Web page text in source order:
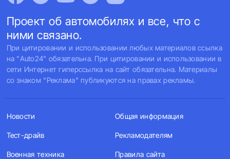
Проект об автомобилях и все, что с
ними связано.
При цитировании и использовании любых материалов ссылка
на "Auto24" обязательна. При цитировании и использовании в
сети Интернет гиперссылка на сайт обязательна. Материалы
со знаком "Реклама" публикуются на правах рекламы.
Новости
Тест-драйв
Военная техника
Общая информация
Рекламодателям
Правила сайта